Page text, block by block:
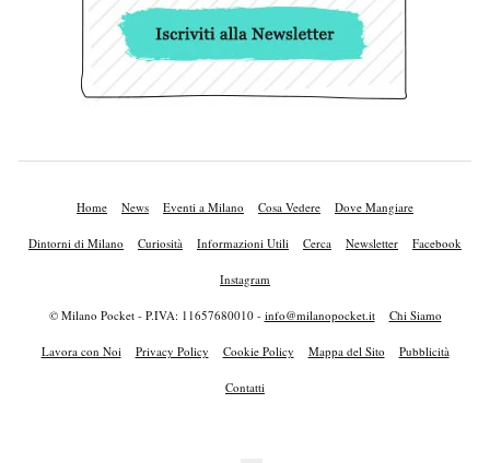
Home News Eventi a Milano Cosa Vedere Dove Mangiare
Dintorni di Milano Curiosità Informazioni Utili Cerca Newsletter Facebook
Instagram
© Milano Pocket - P.IVA: 11657680010 - info@milanopocket.it Chi Siamo
Lavora con Noi Privacy Policy Cookie Policy Mappa del Sito Pubblicità
Contatti